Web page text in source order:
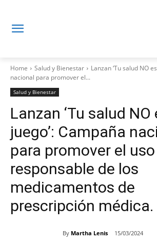
Home Salud y Bienestar
Lanzan ‘Tu salud NO
nacional para promover el...
Salud y Bienestar
Lanzan ‘Tu salud NO
juego’: Campaña
para promover el uso
responsable de los
medicamentos de
prescripción médica.
By Martha Lenis 15/03/2024